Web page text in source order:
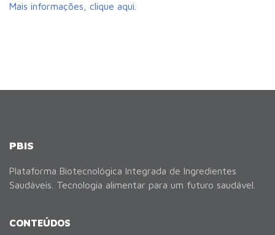
Mais informações, clique aqui.
PBIS
Plataforma Biotecnológica Integrada de Ingredientes
Saudáveis. Tecnologia alimentar para um futuro saudável.
CONTEÚDOS